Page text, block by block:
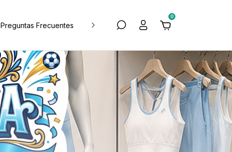
Preguntas Frecuentes Blog de tips y deco
0